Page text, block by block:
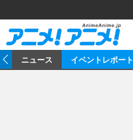
ニュース イベントレポート